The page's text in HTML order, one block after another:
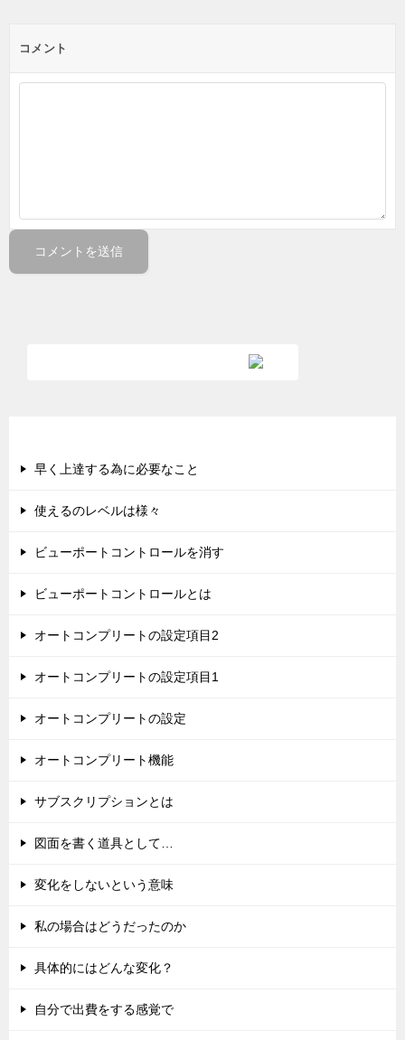
コメント
早く上達する為に必要なこと
使えるのレベルは様々
ビューポートコントロールを消す
ビューポートコントロールとは
オートコンプリートの設定項目2
オートコンプリートの設定項目1
オートコンプリートの設定
オートコンプリート機能
サブスクリプションとは
図面を書く道具として…
変化をしないという意味
私の場合はどうだったのか
具体的にはどんな変化？
自分で出費をする感覚で